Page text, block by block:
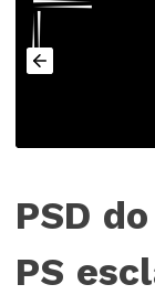
PSD
PS